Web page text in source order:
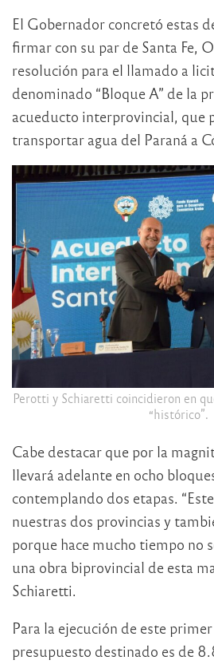
El Gobernador concretó estas
firmar con su par de Santa Fe,
resolución para el llamado a
denominado “Bloque A” de la
acueducto interprovincial, que
transportar agua del Paraná a
Perotti y Schiaretti coincidieron en
“histórico”.
Cabe destacar que por la
llevará adelante en ocho
contemplando dos etapas.
nuestras dos provincias y
porque hace mucho tiempo no
una obra biprovincial de esta
Schiaretti.
Para la ejecución de este
presupuesto destinado es de